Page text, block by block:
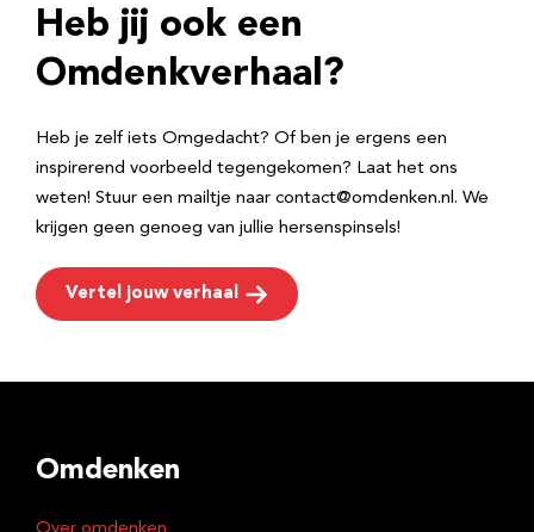
r
e
Heb jij ook een
Omdenkverhaal?
Heb je zelf iets Omgedacht? Of ben je ergens een
inspirerend voorbeeld tegengekomen? Laat het ons
weten! Stuur een mailtje naar contact@omdenken.nl. We
krijgen geen genoeg van jullie hersenspinsels!
Vertel jouw verhaal
Omdenken